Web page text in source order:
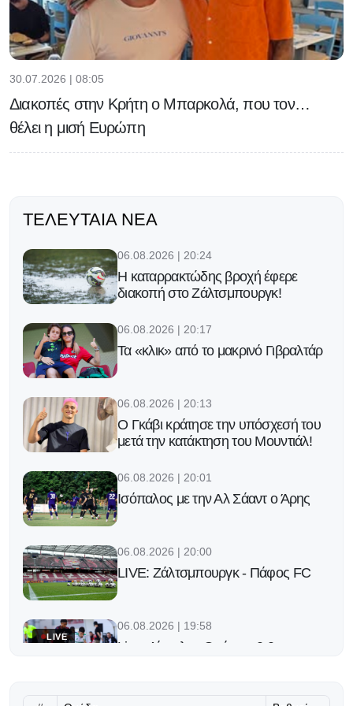
30.07.2026 | 08:05
Διακοπές στην Κρήτη ο Μπαρκολά, που τον…
θέλει η μισή Ευρώπη
ΤΕΛΕΥΤΑΊΑ ΝΈΑ
06.08.2026 | 20:24
Η καταρρακτώδης βροχή έφερε
διακοπή στο Ζάλτσμπουργκ!
06.08.2026 | 20:17
Τα «κλικ» από το μακρινό Γιβραλτάρ
06.08.2026 | 20:13
Ο Γκάβι κράτησε την υπόσχεσή του
μετά την κατάκτηση του Μουντιάλ!
06.08.2026 | 20:01
Ισόπαλος με την Αλ Σάαντ ο Άρης
06.08.2026 | 20:00
LIVE: Ζάλτσμπουργκ - Πάφος FC
LIVE
06.08.2026 | 19:58
Live: Λίνκολν - Ομόνοια 0-0